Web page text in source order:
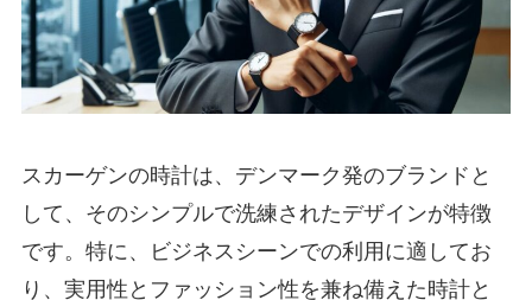
スカーゲンの時計は、デンマーク発のブランドと
して、そのシンプルで洗練されたデザインが特徴
です。特に、ビジネスシーンでの利用に適してお
り、実用性とファッション性を兼ね備えた時計と